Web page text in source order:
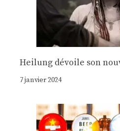
Heilung dévoile son
7 janvier 2024